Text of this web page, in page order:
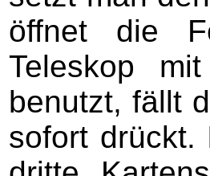
öffnet die
Teleskop
benutzt, fällt
sofort drückt.